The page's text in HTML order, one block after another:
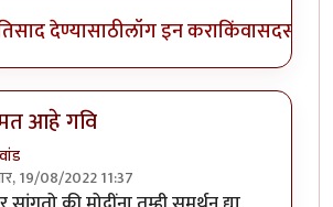
देण्यासाठीलॉग इन कराकिंवासदस्य व्हा
आहे गवि
19/08/2022 11:37